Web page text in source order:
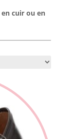
en cuir ou en